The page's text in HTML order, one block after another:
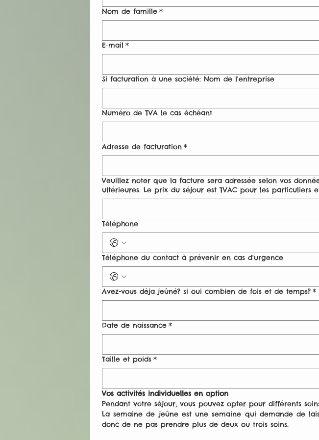
Nom de famille *
E‑mail *
Si facturation à une société: Nom de l'entreprise
Numéro de TVA le cas échéant
Adresse de facturation *
Veuillez noter que la facture sera adressée selon vos
ultérieures. Le prix du séjour est TVAC pour les particuliers
Téléphone
Téléphone du contact à prévenir en cas d'urgence
Avez-vous déja jeûné? si oui combien de fois et de temps? *
Date de naissance *
Taille et poids *
Vos activités individuelles en option
Pendant votre séjour, vous pouvez opter pour différents
La semaine de jeûne est une semaine qui demande de